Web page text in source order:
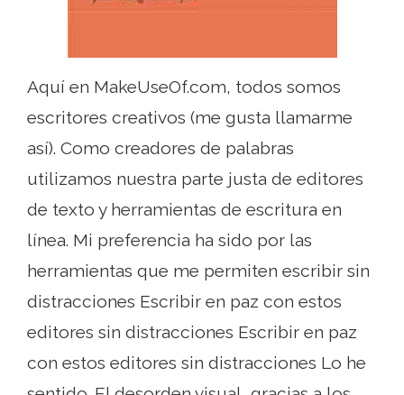
Aquí en MakeUseOf.com, todos somos
escritores creativos (me gusta llamarme
así). Como creadores de palabras
utilizamos nuestra parte justa de editores
de texto y herramientas de escritura en
línea. Mi preferencia ha sido por las
herramientas que me permiten escribir sin
distracciones Escribir en paz con estos
editores sin distracciones Escribir en paz
con estos editores sin distracciones Lo he